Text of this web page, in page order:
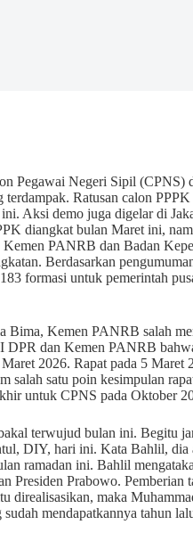
Pegawai Negeri Sipil (CPNS)
Ratusan calon
Aksi demo juga digelar di
diangkat bulan Maret ini,
PANRB dan Badan
Berdasarkan
formasi untuk pemerintah
Kemen PANRB salah
dan Kemen PANRB
2026. Rapat pada 5
satu poin kesimpulan
untuk CPNS pada Oktober
terwujud bulan ini. Begitu
DIY, hari ini. Kata Bahlil, dia
ramadan ini. Bahlil
Presiden Prabowo. Pemberian
maka
mendapatkannya tahun